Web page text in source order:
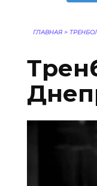
ГЛАВНАЯ >